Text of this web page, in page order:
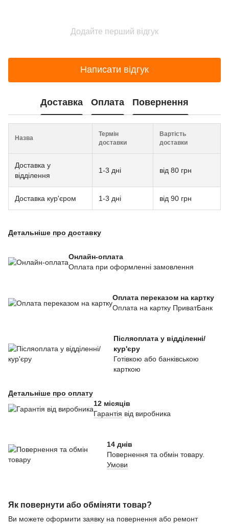
Додайте перший відгук
Написати відгук
Доставка Оплата Повернення
Назва
Термін
доставки
Вартість
доставки
Доставка у
відділення
1-3 дні від 80 грн
Доставка кур'єром 1-3 дні від 90 грн
Детальніше про доставку
Онлайн-оплата
Оплата при оформленні замовлення
Оплата переказом на картку
Оплата на картку ПриватБанк
Післяоплата у відділенні/
кур'єру
Готівкою або банківською
карткою
Детальніше про оплату
12 місяців
Гарантія від виробника
14 днів
Повернення та обмін товару.
Умови
Як повернути або обміняти товар?
Ви можете оформити заявку на повернення або ремонт